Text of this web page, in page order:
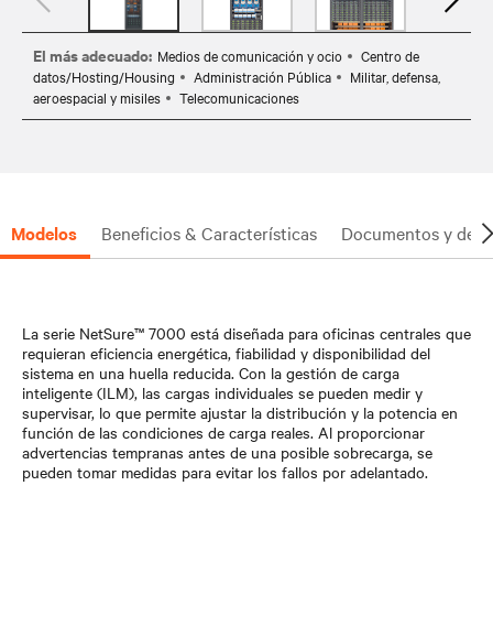
El más adecuado: Medios de comunicación y ocio
Centro de
datos/Hosting/Housing
Administración Pública
Militar, defensa,
aeroespacial y misiles
Telecomunicaciones
Modelos Beneficios & Características Documentos y
La serie NetSure™ 7000 está diseñada para oficinas centrales que
requieran eficiencia energética, fiabilidad y disponibilidad del
sistema en una huella reducida. Con la gestión de carga
inteligente (ILM), las cargas individuales se pueden medir y
supervisar, lo que permite ajustar la distribución y la potencia en
función de las condiciones de carga reales. Al proporcionar
advertencias tempranas antes de una posible sobrecarga, se
pueden tomar medidas para evitar los fallos por adelantado.